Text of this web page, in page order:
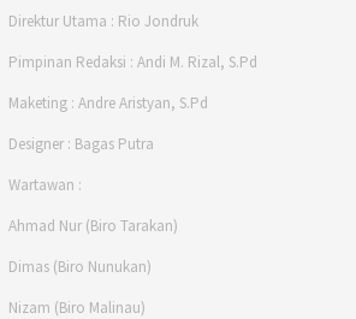
Direktur Utama : Rio Jondruk
Pimpinan Redaksi : Andi M. Rizal, S.Pd
Maketing : Andre Aristyan, S.Pd
Designer : Bagas Putra
Wartawan :
Ahmad Nur (Biro Tarakan)
Dimas (Biro Nunukan)
Nizam (Biro Malinau)